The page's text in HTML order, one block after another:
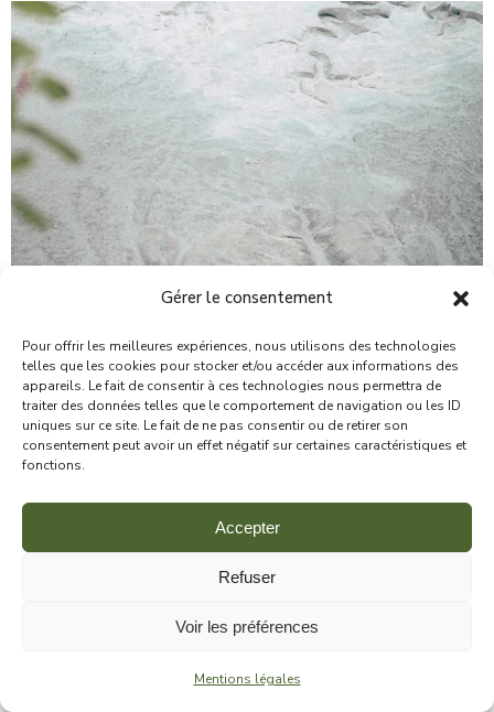
Gérer le consentement
Pour offrir les meilleures expériences, nous utilisons des technologies
telles que les cookies pour stocker et/ou accéder aux informations des
appareils. Le fait de consentir à ces technologies nous permettra de
traiter des données telles que le comportement de navigation ou les ID
uniques sur ce site. Le fait de ne pas consentir ou de retirer son
consentement peut avoir un effet négatif sur certaines caractéristiques et
fonctions.
Accepter
Refuser
Voir les préférences
Mentions légales